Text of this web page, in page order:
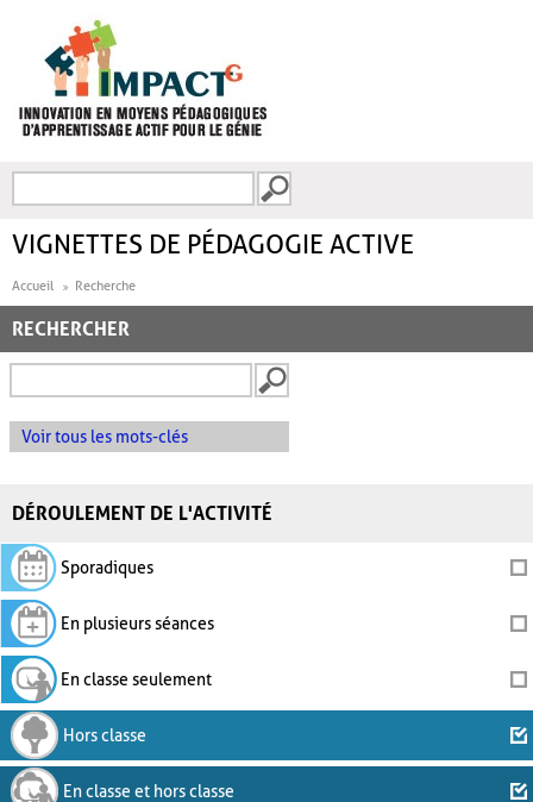
FORMULAIRE DE
VIGNETTES DE PÉDAGOGIE ACTIVE
Accueil Recherche
RECHERCHER
Voir tous les mots-clés
DÉROULEMENT DE L'ACTIVITÉ
Sporadiques
En plusieurs séances
En classe seulement
Hors classe
En classe et hors classe